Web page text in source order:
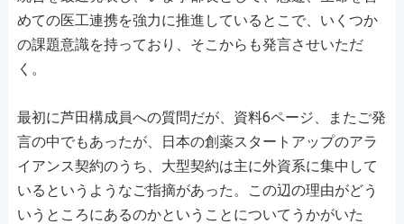
めての医工連携を強力に推進しているとこで、いくつか
の課題意識を持っており、そこからも発言させいただ
く。
最初に芦田構成員への質問だが、資料6ページ、またご発
言の中でもあったが、日本の創薬スタートアップのアラ
イアンス契約のうち、大型契約は主に外資系に集中して
いるというようなご指摘があった。この辺の理由がどう
いうところにあるのかということについてうかがいた